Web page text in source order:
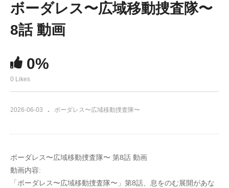
ボーダレス〜広域移動捜査隊〜
8話 動画
0%
0 Likes
2026-06-03 ボーダレス〜広域移動捜査隊〜
ボーダレス〜広域移動捜査隊〜 第8話 動画
動画内容:
「ボーダレス〜広域移動捜査隊〜」第8話、息をのむ展開があな